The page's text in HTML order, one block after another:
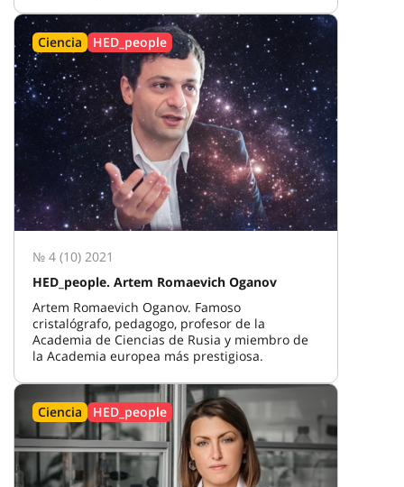
Ciencia HED_people
№ 4 (10) 2021
HED_people. Artem Romaevich Oganov
Artem Romaevich Oganov. Famoso
cristalógrafo, pedagogo, profesor de la
Academia de Ciencias de Rusia y miembro de
la Academia europea más prestigiosa.
Ciencia HED_people